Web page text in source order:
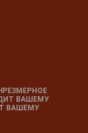
ВАШЕМУ
ВАШЕМУ